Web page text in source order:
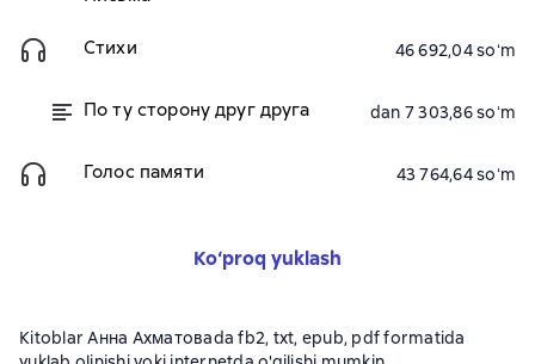
Стихи 46 692,04 soʻm
По ту сторону друг друга dan 7 303,86 soʻm
Голос памяти 43 764,64 soʻm
Ko‘proq yuklash
Kitoblar Анна Ахматоваda fb2, txt, epub, pdf formatida